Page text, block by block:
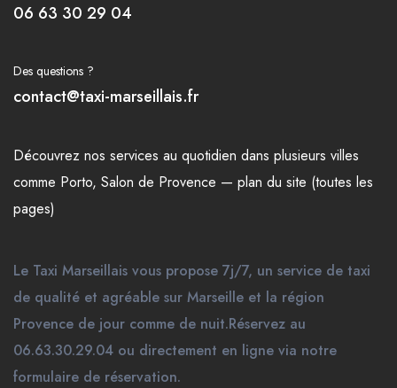
06 63 30 29 04
Des questions ?
contact@taxi-marseillais.fr
Découvrez nos services au quotidien dans plusieurs villes
comme Porto, Salon de Provence — plan du site (toutes les
pages)
Le Taxi Marseillais vous propose 7j/7, un service de taxi
de qualité et agréable sur Marseille et la région
Provence de jour comme de nuit.Réservez au
06.63.30.29.04 ou directement en ligne via notre
formulaire de réservation.